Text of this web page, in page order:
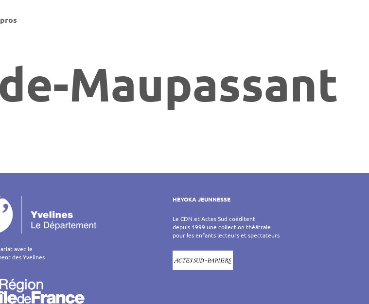
Maupassant
avec le
des Yvelines
HEYOKA JEUNNESSE
Le CDN et Actes Sud coéditent
depuis 1999 une collection théâtrale
pour les enfants lecteurs et spectateurs